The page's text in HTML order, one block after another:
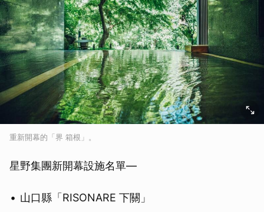
重新開幕的「界 箱根」。
星野集團新開幕設施名單—
山口縣「RISONARE 下關」